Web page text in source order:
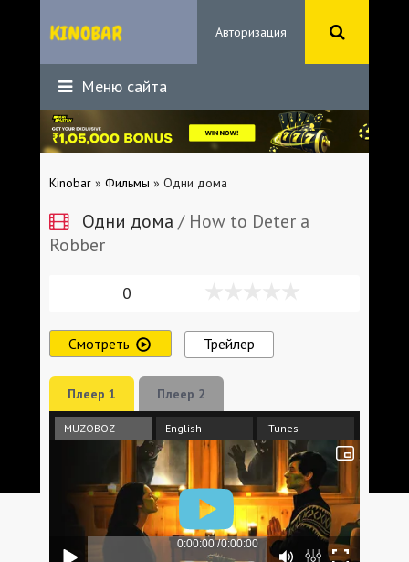
Авторизация
Меню сайта
Kinobar » Фильмы » Одни дома
Одни дома / How to Deter a
Robber
0
Смотреть Трейлер
Плеер 1 Плеер 2
MUZOBOZ English iTunes